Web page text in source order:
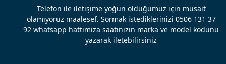
Telefon ile iletişime yoğun olduğumuz için müsait
olamıyoruz maalesef. Sormak istediklerinizi 0506 131 37
92 whatsapp hattımıza saatinizin marka ve model kodunu
yazarak iletebilirsiniz